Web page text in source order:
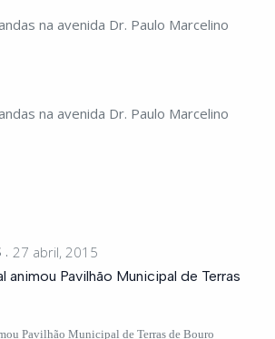
na avenida Dr. Paulo Marcelino
na avenida Dr. Paulo Marcelino
27 abril, 2015
animou Pavilhão Municipal de Terras
Pavilhão Municipal de Terras de Bouro